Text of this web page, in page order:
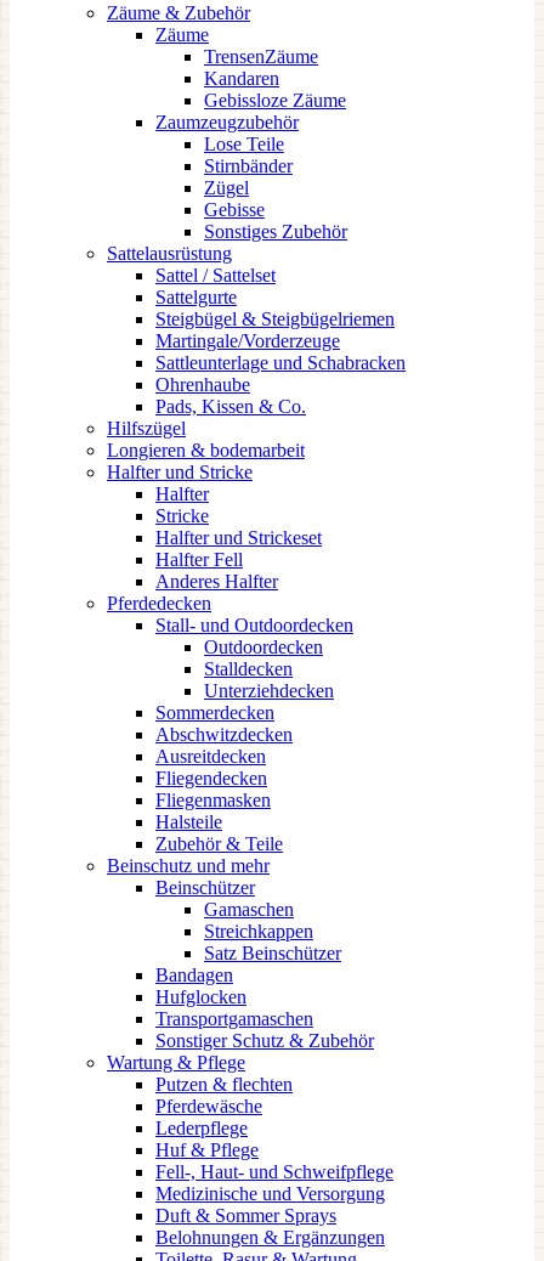
Zäume & Zubehör
Zäume
TrensenZäume
Kandaren
Gebissloze Zäume
Zaumzeugzubehör
Lose Teile
Stirnbänder
Zügel
Gebisse
Sonstiges Zubehör
Sattelausrüstung
Sattel / Sattelset
Sattelgurte
Steigbügel & Steigbügelriemen
Martingale/Vorderzeuge
Sattleunterlage und Schabracken
Ohrenhaube
Pads, Kissen & Co.
Hilfszügel
Longieren & bodemarbeit
Halfter und Stricke
Halfter
Stricke
Halfter und Strickeset
Halfter Fell
Anderes Halfter
Pferdedecken
Stall- und Outdoordecken
Outdoordecken
Stalldecken
Unterziehdecken
Sommerdecken
Abschwitzdecken
Ausreitdecken
Fliegendecken
Fliegenmasken
Halsteile
Zubehör & Teile
Beinschutz und mehr
Beinschützer
Gamaschen
Streichkappen
Satz Beinschützer
Bandagen
Hufglocken
Transportgamaschen
Sonstiger Schutz & Zubehör
Wartung & Pflege
Putzen & flechten
Pferdewäsche
Lederpflege
Huf & Pflege
Fell-, Haut- und Schweifpflege
Medizinische und Versorgung
Duft & Sommer Sprays
Belohnungen & Ergänzungen